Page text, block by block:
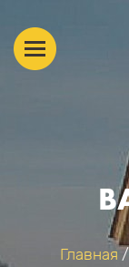
Главная /